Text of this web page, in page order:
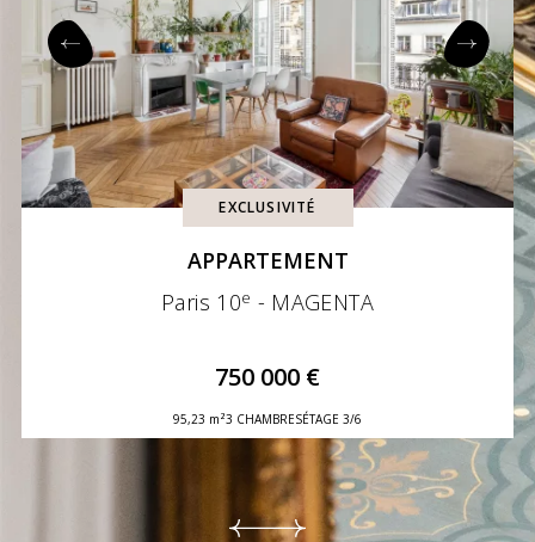
EXCLUSIVITÉ
APPARTEMENT
Paris 10e - MAGENTA
750 000 €
95,23 m²3 CHAMBRESÉTAGE 3/6